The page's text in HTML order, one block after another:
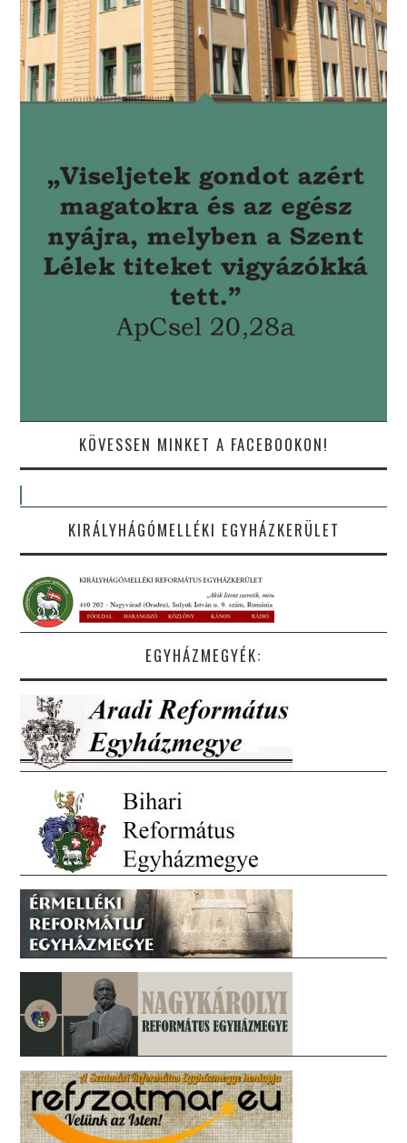
KÖVESSEN MINKET A FACEBOOKON!
KIRÁLYHÁGÓMELLÉKI EGYHÁZKERÜLET
EGYHÁZMEGYÉK: